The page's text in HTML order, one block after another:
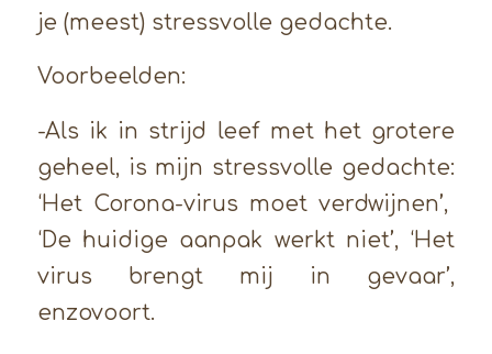
je (meest) stressvolle gedachte.
Voorbeelden:
-Als ik in strijd leef met het grotere
geheel, is mijn stressvolle gedachte:
‘Het Corona-virus moet verdwijnen’,
‘De huidige aanpak werkt niet’, ‘Het
virus brengt mij in gevaar’,
enzovoort.